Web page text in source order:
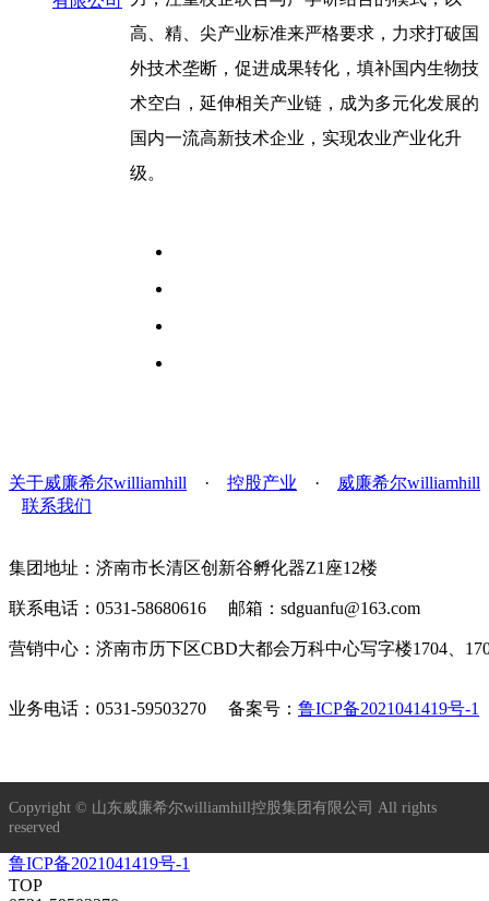
高、精、尖产业标准来严格要求，力求打破国
外技术垄断，促进成果转化，填补国内生物技
术空白，延伸相关产业链，成为多元化发展的
国内一流高新技术企业，实现农业产业化升
级。
关于威廉希尔williamhill · 控股产业 · 威廉希尔williamhill
联系我们
集团地址：济南市长清区创新谷孵化器Z1座12楼
联系电话：0531-58680616 邮箱：sdguanfu@163.com
营销中心：济南市历下区CBD大都会万科中心写字楼1704、
业务电话：0531-59503270 备案号： 鲁ICP备2021041419号-1
Copyright © 山东威廉希尔williamhill控股集团有限公司 All rights
reserved
鲁ICP备2021041419号-1
TOP